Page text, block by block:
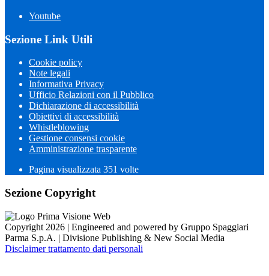
Youtube
Sezione Link Utili
Cookie policy
Note legali
Informativa Privacy
Ufficio Relazioni con il Pubblico
Dichiarazione di accessibilità
Obiettivi di accessibilità
Whistleblowing
Gestione consensi cookie
Amministrazione trasparente
Pagina visualizzata 351 volte
Sezione Copyright
Copyright 2026 | Engineered and powered by Gruppo Spaggiari
Parma S.p.A. | Divisione Publishing & New Social Media
Disclaimer trattamento dati personali